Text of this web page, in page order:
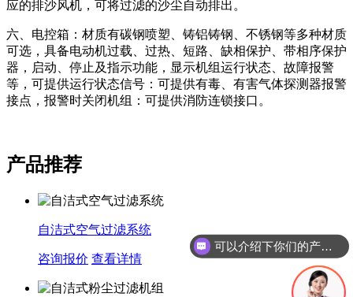
应的排沙风机，可将过滤的沙尘自动排出。
六、电控箱：材质有碳钢喷塑、铸铝铸钢、不锈钢等多种材质
可选，具备电动机过载、过热、短路、缺相保护、带相序保护
器，启动、停止及指示功能，显示机组运行状态、故障报警
等，可提供运行状态信号：可提供有毒、有害气体探测器报警
接点，报警时关闭机组：可提供消防连锁接口。
产品推荐
自洁式空气过滤系统
咨询报价 查看详情
可以介绍下你们的产品么